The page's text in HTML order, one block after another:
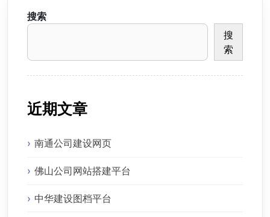
搜索
搜
索
近期文章
南通公司建设网页
佛山公司网站搭建平台
中华建设图档平台